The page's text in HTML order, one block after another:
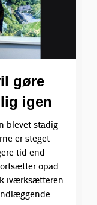
gøre
igen
blevet stadig
er steget
tid end
opad.
iværksætteren